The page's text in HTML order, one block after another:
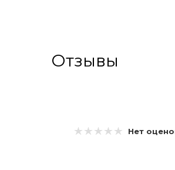
Отзывы
Нет